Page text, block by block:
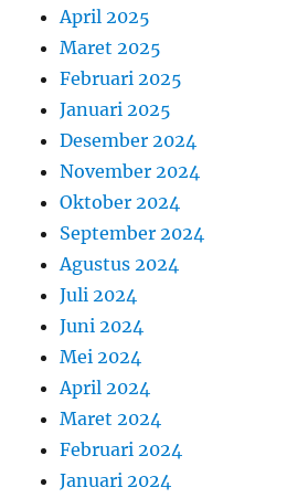
April 2025
Maret 2025
Februari 2025
Januari 2025
Desember 2024
November 2024
Oktober 2024
September 2024
Agustus 2024
Juli 2024
Juni 2024
Mei 2024
April 2024
Maret 2024
Februari 2024
Januari 2024